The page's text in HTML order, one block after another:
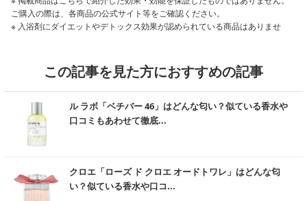
ご購入の際は、各商品の公式サイト等をご確認ください。
※ 入浴剤にダイエットやデトックス効果が認められている商品はありませ
※ 「日焼け防止」とはメラニンの生成を抑え、日やけによるしみ・そばかす
を防ぐことを指します。
※ 「エイジングケア」とは、老化防止のことではなく年齢に応じたケアのこ
とで、年齢を重ねた肌にうるおいを与えることを指します。（ボディクリー
ム等の記事に導入）
※ 「エイジングケア」とは、若返りを意味するものではなく、頭皮や髪を清
プー等の記事に導入）
※ 「浸透」とは、角質層への浸透を指します。
この記事を見た方におすすめの記事
ル ラボ「ベチバー 46」はどんな匂い？似ている香水や
口コミもあわせて徹底...
クロエ「ローズ ド クロエ オードトワレ」はどんな匂
い？似ている香水や口コ...